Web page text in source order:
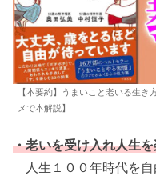
【本要約】うまいこと老いる生
メで本解説】
・老いを受け入れ人生
人生１００年時代を自